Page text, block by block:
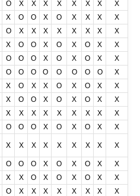
O X X X X X X X
X
X O O X O X X X
X
O X X X X X X X
X
X O O X O X O X
X
O O O X O X O X
X
O O O O O O O O
X
X O X X O X O X
X
X O O X O X O X
X
X X X X X X X X
X
O O O X O X O X
X
X X X X X X X X X
O O O X O X O X
X
X X O X O X O X
X
O X X X X X X X
X